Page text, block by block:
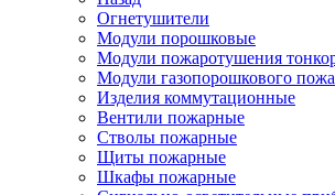
Огнетушители
Модули порошковые
Модули пожаротушения
Модули газопорошкового
Изделия коммутационные
Вентили пожарные
Стволы пожарные
Щиты пожарные
Шкафы пожарные